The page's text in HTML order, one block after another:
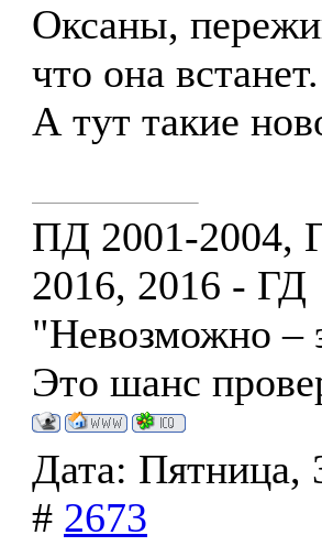
Оксаны,
что она встанет.
А тут такие
ПД 2001-2004,
2016, 2016 - ГД
"Невозможно –
Это шанс
Дата: Пятница,
# 2673